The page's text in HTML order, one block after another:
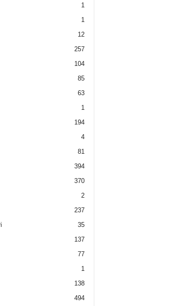
1
1
12
257
104
85
63
1
194
4
81
394
370
2
237
35
137
77
1
138
494